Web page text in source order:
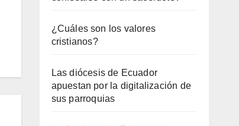
¿Cuáles son los valores
cristianos?
Las diócesis de Ecuador
apuestan por la digitalización de
sus parroquias